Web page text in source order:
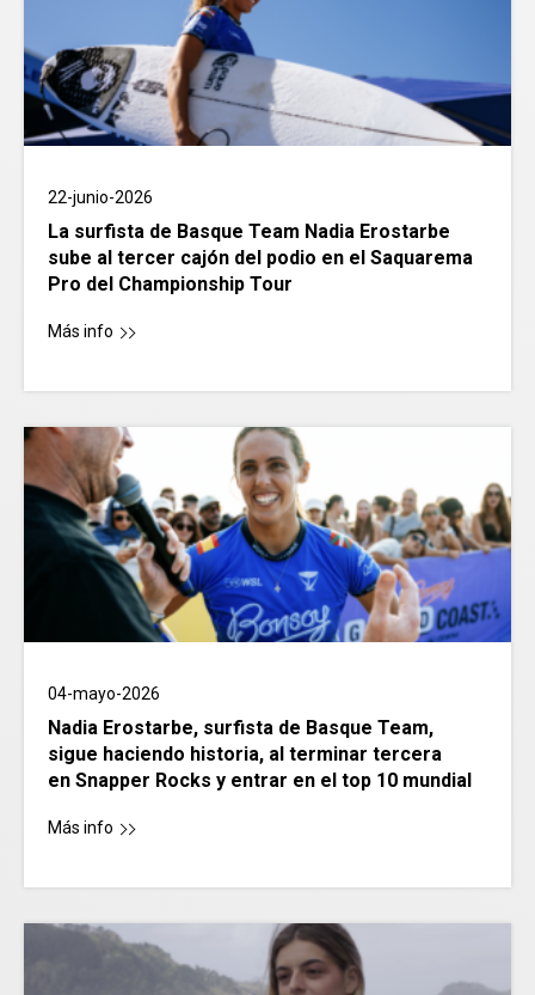
22-junio-2026
La surfista de Basque Team Nadia Erostarbe
sube al tercer cajón del podio en el Saquarema
Pro del Championship Tour
Más info
04-mayo-2026
Nadia Erostarbe, surfista de Basque Team,
sigue haciendo historia, al terminar tercera
en Snapper Rocks y entrar en el top 10 mundial
Más info